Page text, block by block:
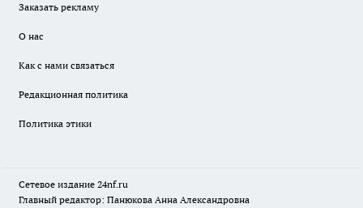
Заказать рекламу
О нас
Как с нами связаться
Редакционная политика
Политика этики
Сетевое издание 24nf.ru
Главный редактор: Панюкова Анна Александровна